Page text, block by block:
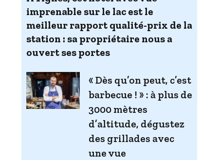
imprenable sur le lac est le
meilleur rapport qualité-prix de la
station : sa propriétaire nous a
ouvert ses portes
« Dès qu’on peut, c’est
barbecue ! » : à plus de
3000 mètres
d’altitude, dégustez
des grillades avec
une vue